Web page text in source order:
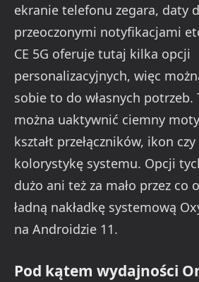
ekranie telefonu zegara, daty
przeoczonymi notyfikacjami
CE 5G oferuje tutaj kilka opcji
personalizacyjnych, więc
sobie to do własnych potrzeb.
można uaktywnić ciemny
kształt przełączników, ikon
kolorystykę systemu. Opcji
dużo ani też za mało przez co
ładną nakładkę systemową
na Androidzie 11.
Pod kątem wydajności